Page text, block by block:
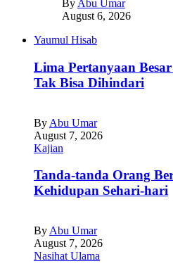
By Abu Umar
August 6, 2026
Yaumul Hisab
Lima Pertanyaan
Tak Bisa Dihindari
By Abu Umar
August 7, 2026
Kajian
Tanda-tanda Orang
Kehidupan Sehari-hari
By Abu Umar
August 7, 2026
Nasihat Ulama